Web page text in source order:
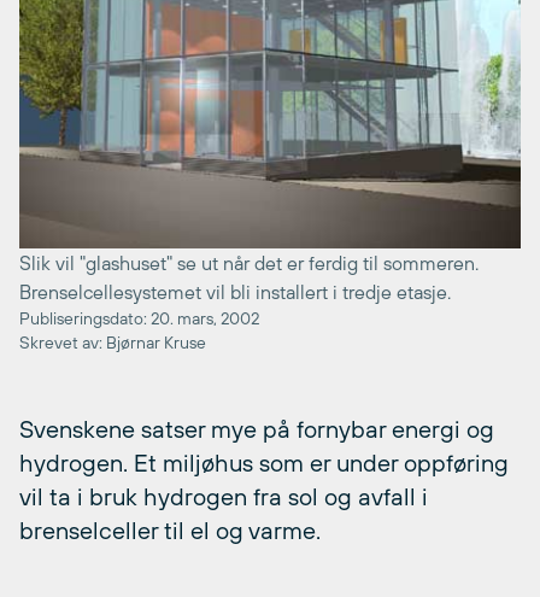
Slik vil "glashuset" se ut når det er ferdig til sommeren.
Brenselcellesystemet vil bli installert i tredje etasje.
Publiseringsdato: 20. mars, 2002
Skrevet av: Bjørnar Kruse
Svenskene satser mye på fornybar energi og
hydrogen. Et miljøhus som er under oppføring
vil ta i bruk hydrogen fra sol og avfall i
brenselceller til el og varme.